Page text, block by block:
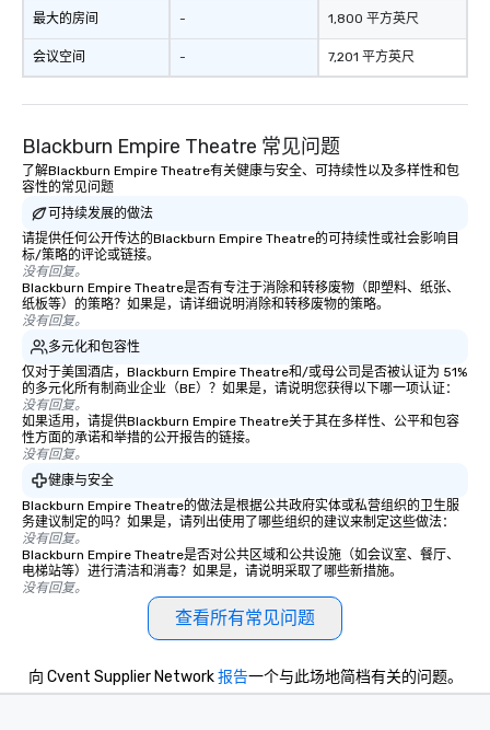
最大的房间
会议空间
-
-
1,800 平方英尺
7,201 平方英尺
Blackburn Empire Theatre 常见问题
了解Blackburn Empire Theatre有关健康与安全、可持续性以及多样性和包
容性的常见问题
可持续发展的做法
请提供任何公开传达的Blackburn Empire Theatre的可持续性或社会影响目
标/策略的评论或链接。
没有回复。
Blackburn Empire Theatre是否有专注于消除和转移废物（即塑料、纸张、
纸板等）的策略？如果是，请详细说明消除和转移废物的策略。
没有回复。
多元化和包容性
仅对于美国酒店，Blackburn Empire Theatre和/或母公司是否被认证为 51%
的多元化所有制商业企业（BE）？如果是，请说明您获得以下哪一项认证：
没有回复。
如果适用，请提供Blackburn Empire Theatre关于其在多样性、公平和包容
性方面的承诺和举措的公开报告的链接。
没有回复。
健康与安全
Blackburn Empire Theatre的做法是根据公共政府实体或私营组织的卫生服
务建议制定的吗？如果是，请列出使用了哪些组织的建议来制定这些做法：
没有回复。
Blackburn Empire Theatre是否对公共区域和公共设施（如会议室、餐厅、
电梯站等）进行清洁和消毒？如果是，请说明采取了哪些新措施。
没有回复。
查看所有常见问题
向 Cvent Supplier Network报告一个与此场地简档有关的问题。